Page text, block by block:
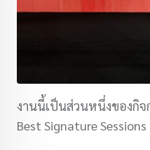
งานนี้เป็นส่วนหนึ่งของกิ
Best Signature